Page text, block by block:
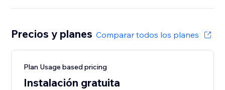
Precios y planes Comparar todos los planes
Plan Usage based pricing
Instalación gratuita